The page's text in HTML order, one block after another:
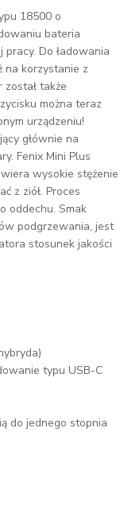
18500 o
bateria
Do ładowania
na korzystanie z
także
można teraz
urządzeniu!
głównie na
Fenix Mini Plus
wysokie stężenie
z ziół. Proces
oddechu. Smak
podgrzewania, jest
stosunek jakości
typu USB-C
do jednego stopnia